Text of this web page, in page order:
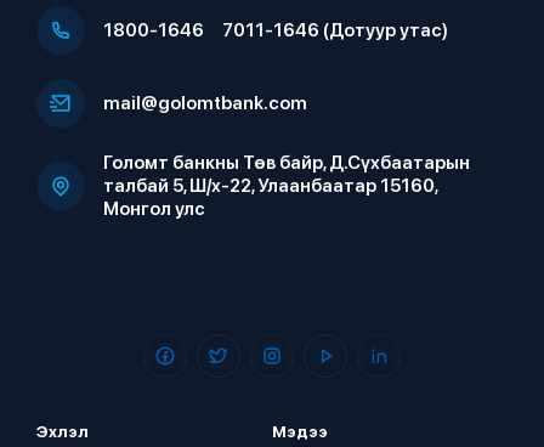
1800-1646 7011-1646 (Дотуур утас)
mail@golomtbank.com
Голомт банкны Төв байр, Д.Сүхбаатарын
талбай 5, Ш/х-22, Улаанбаатар 15160,
Монгол улс
Эхлэл Мэдээ